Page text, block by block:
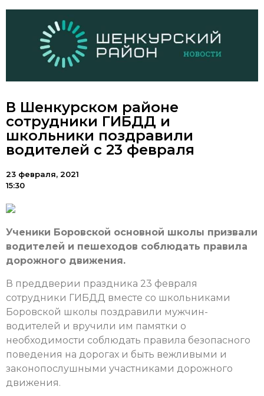
В Шенкурском районе
сотрудники ГИБДД и
школьники поздравили
водителей с 23 февраля
23 февраля, 2021
15:30
Ученики Боровской основной школы призвали
водителей и пешеходов соблюдать правила
дорожного движения.
В преддверии праздника 23 февраля
сотрудники ГИБДД вместе со школьниками
Боровской школы поздравили мужчин-
водителей и вручили им памятки о
необходимости соблюдать правила безопасного
поведения на дорогах и быть вежливыми и
законопослушными участниками дорожного
движения.